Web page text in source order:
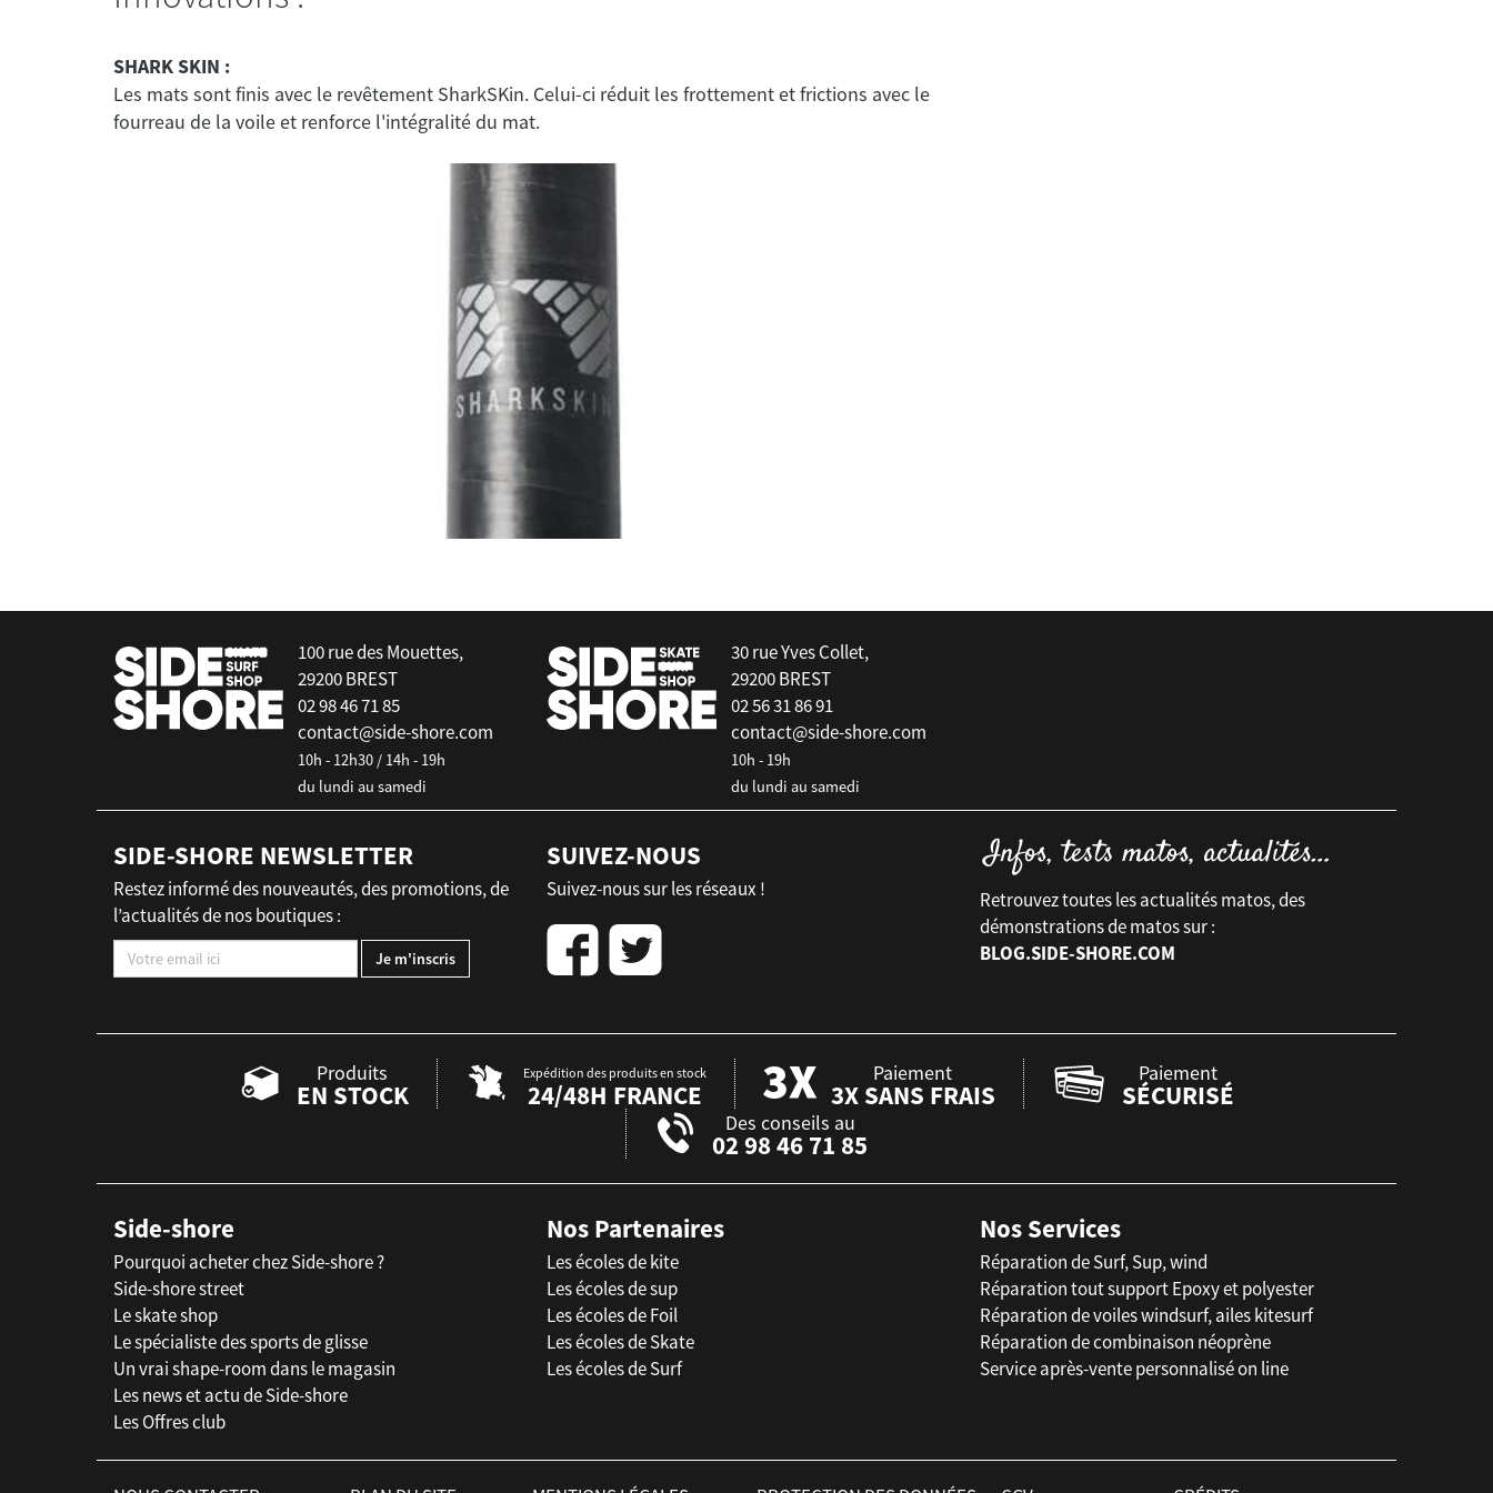
SHARK SKIN :
Les mats sont finis avec le revêtement SharkSKin. Celui-ci réduit les frottement et frictions avec le
100 rue des Mouettes,
29200 BREST
02 98 46 71 85
contact@side-shore.com
10h - 12h30 / 14h - 19h
du lundi au samedi
30 rue Yves Collet,
29200 BREST
02 56 31 86 91
contact@side-shore.com
10h - 19h
du lundi au samedi
SIDE-SHORE NEWSLETTER
Restez informé des nouveautés, des promotions, de
l’actualités de nos boutiques :
SUIVEZ-NOUS
Suivez-nous sur les réseaux !
Retrouvez toutes les actualités matos, des
démonstrations de matos sur :
BLOG.SIDE-SHORE.COM
Produits
EN STOCK
Expédition des produits en stock
24/48H FRANCE
Paiement
3X SANS FRAIS
Paiement
SÉCURISÉ
Des conseils au
02 98 46 71 85
Side-shore
Pourquoi acheter chez Side-shore ?
Side-shore street
Le skate shop
Le spécialiste des sports de glisse
Un vrai shape-room dans le magasin
Les news et actu de Side-shore
Les Offres club
Nos Partenaires
Les écoles de kite
Les écoles de sup
Les écoles de Foil
Les écoles de Skate
Les écoles de Surf
Nos Services
Réparation de Surf, Sup, wind
Réparation tout support Epoxy et polyester
Réparation de voiles windsurf, ailes kitesurf
Réparation de combinaison néoprène
Service après-vente personnalisé on line